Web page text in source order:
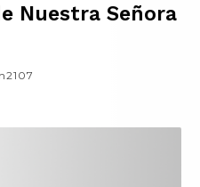
Nuestra Señora